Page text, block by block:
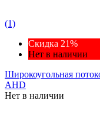
(1)
Скидка 21%
Нет в наличии
Широкоугольная
AHD
Нет в наличии